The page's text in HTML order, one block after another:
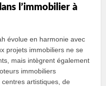
l’immobilier à
évolue en harmonie avec
projets immobiliers ne se
mais intègrent également
immobiliers
artistiques, de